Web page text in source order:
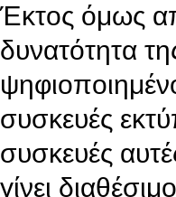
Έκτος όμως
δυνατότητα
συσκευές
συσκευές
γίνει